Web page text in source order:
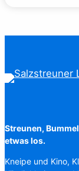
Streunen,
etwas los.
Kneipe und Kino,